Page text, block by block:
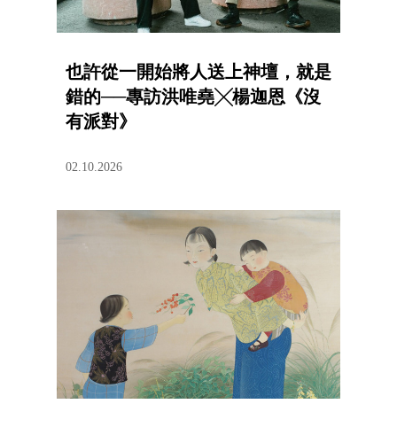
也許從一開始將人送上神壇，就是
錯的──專訪洪唯堯╳楊迦恩《沒
有派對》
02.10.2026